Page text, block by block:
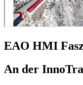
EAO HMI
An der